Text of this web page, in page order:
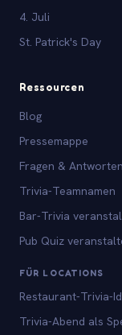
4. Juli
St. Patrick's Day
Ressourcen
Blog
Pressemappe
Fragen & Antworten
Trivia-Teamnamen
Bar-Trivia
Pub Quiz
FÜR LOCATIONS
Restaurant-Trivia-
Trivia-Abend als